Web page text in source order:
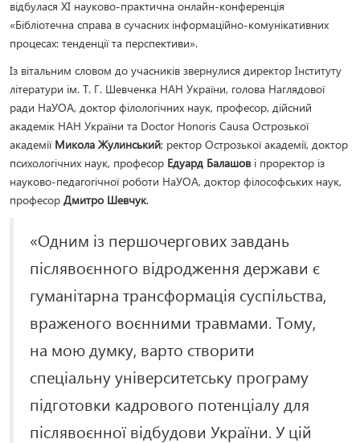
відбулася ХІ науково-практична онлайн-конференція
«Бібліотечна справа в сучасних інформаційно-комунікативних
процесах: тенденції та перспективи».
Із вітальним словом до учасників звернулися директор Інституту
літератури ім. Т. Г. Шевченка НАН України, голова Наглядової
ради НаУОА, доктор філологічних наук, професор, дійсний
академік НАН України та Doctor Honoris Causa Острозької
академії Микола Жулинський; ректор Острозької академії, доктор
психологічних наук, професор Едуард Балашові проректор із
науково-педагогічної роботи НаУОА, доктор філософських наук,
професор Дмитро Шевчук.
«Одним із першочергових завдань
післявоєнного відродження держави є
гуманітарна трансформація суспільства,
враженого воєнними травмами. Тому,
на мою думку, варто створити
спеціальну університетську програму
підготовки кадрового потенціалу для
післявоєнної відбудови України. У цій